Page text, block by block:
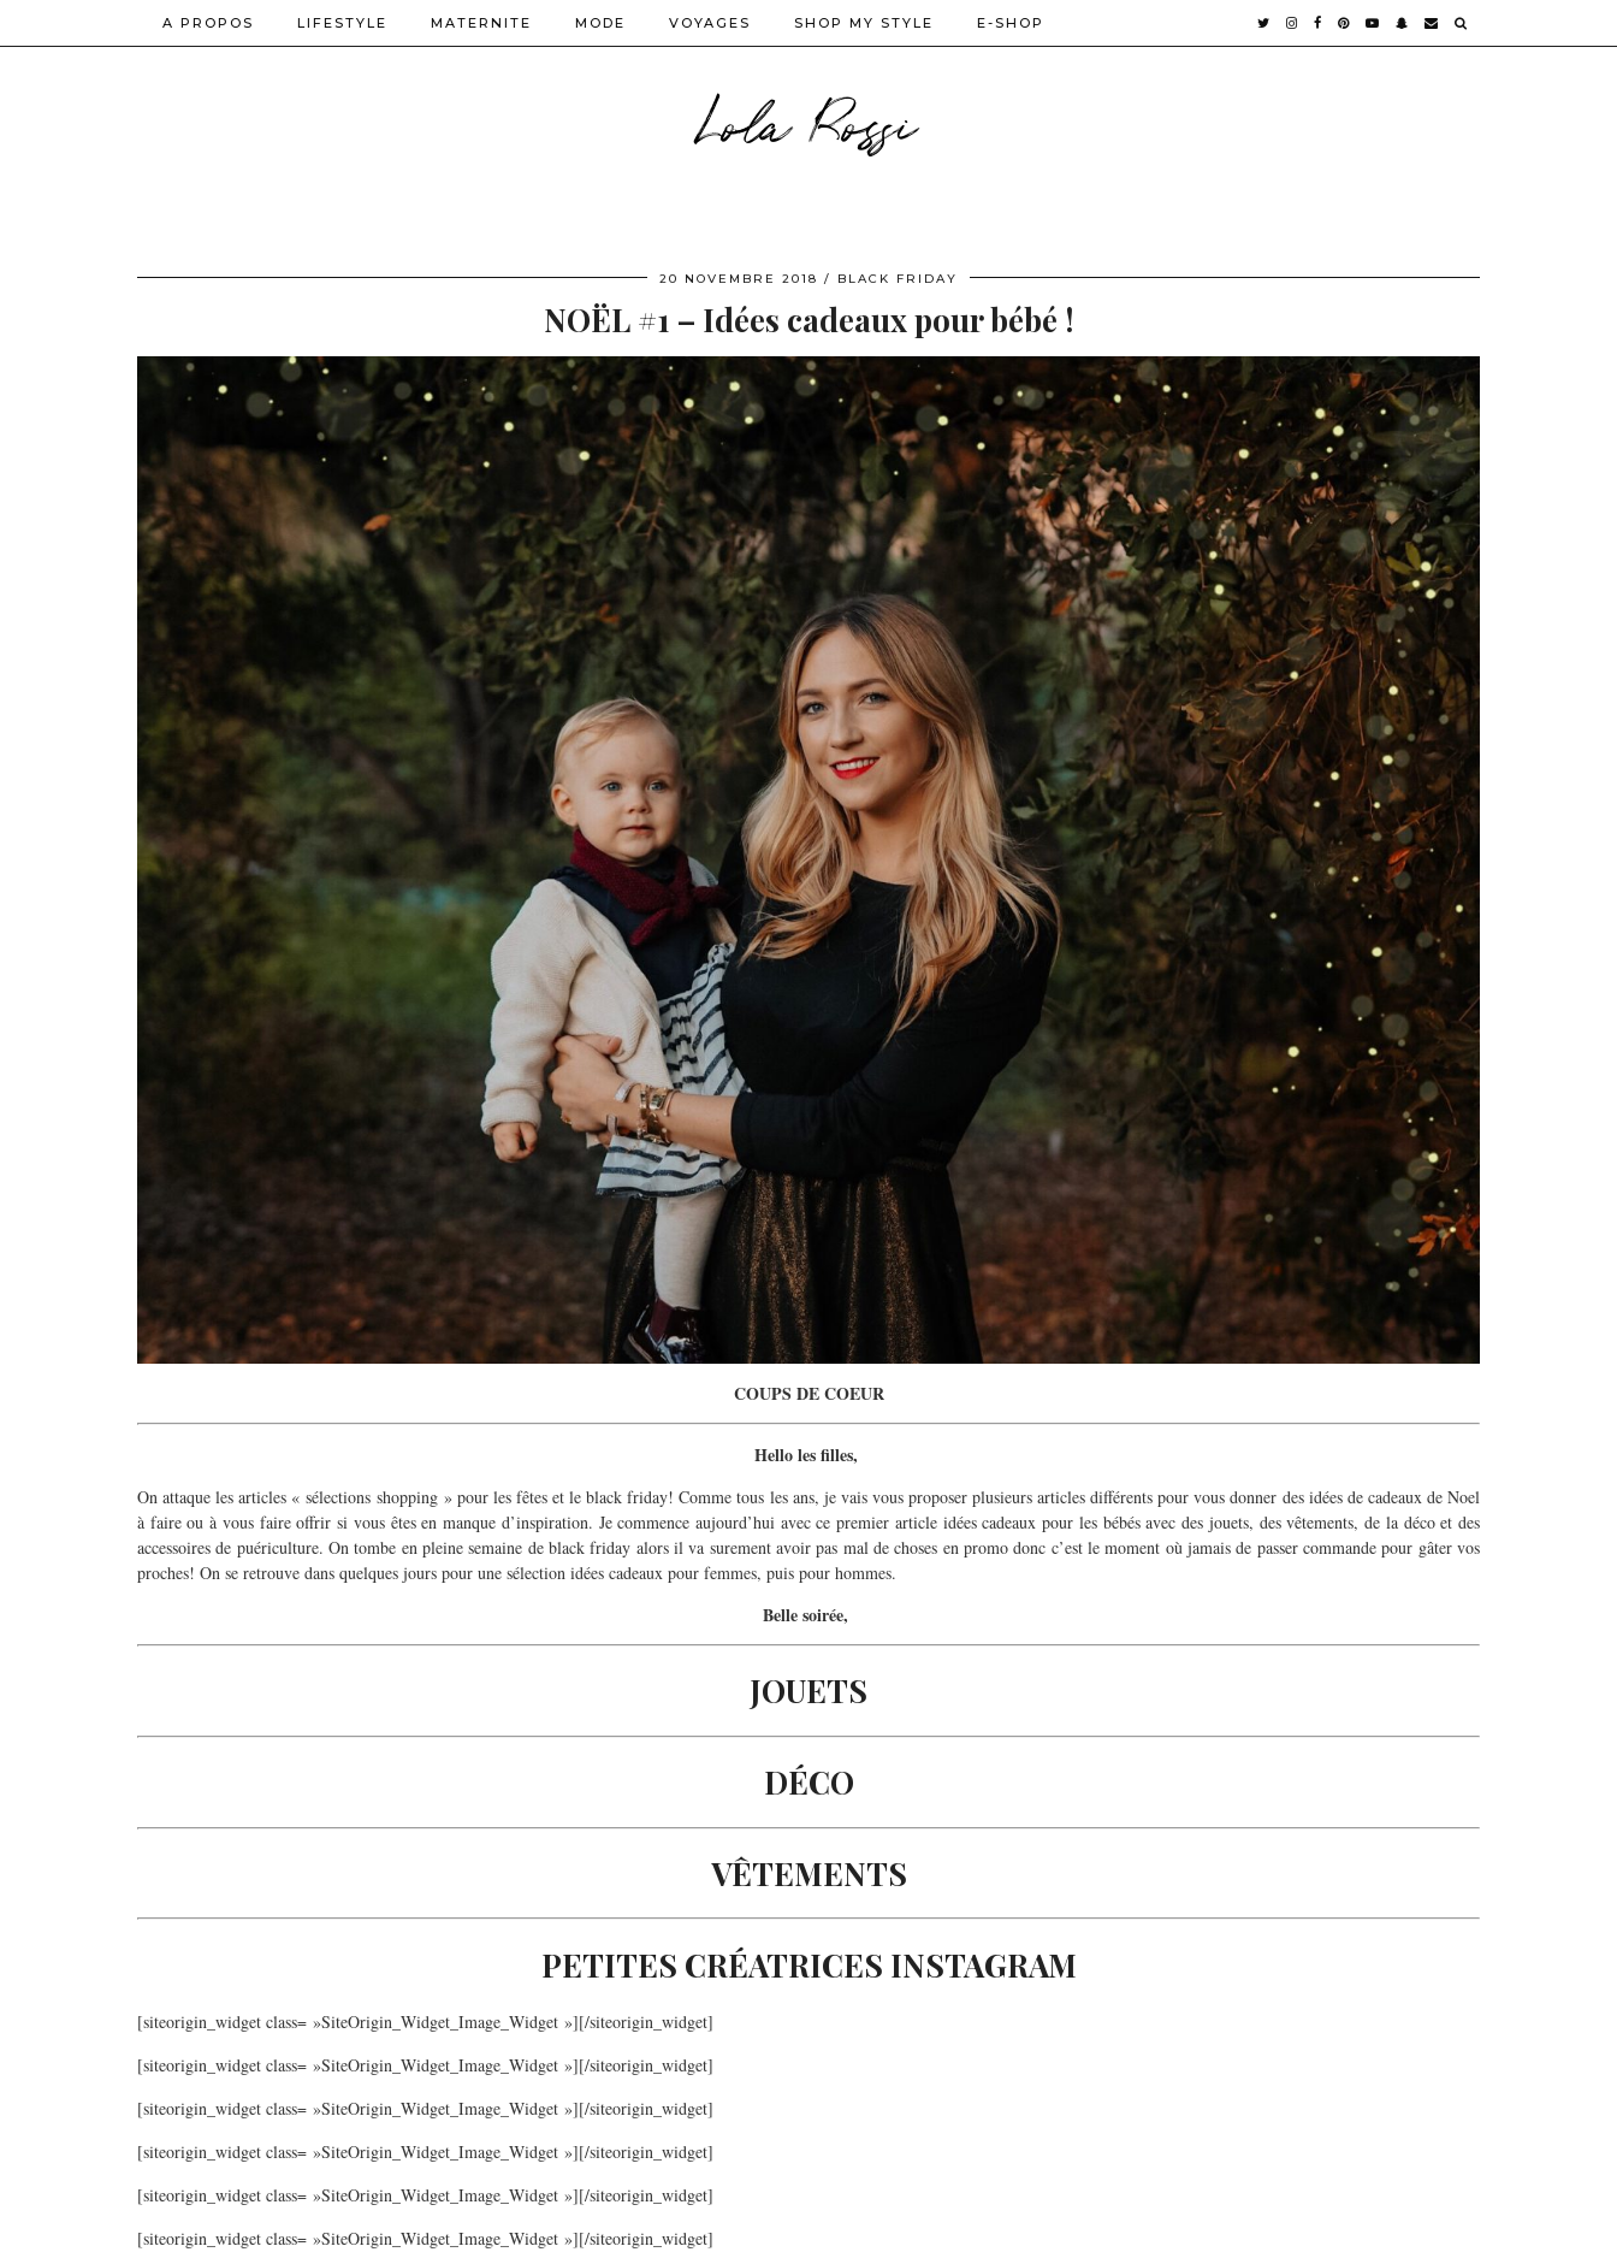
Lola Rossi
A PROPOS LIFESTYLE MATERNITE MODE VOYAGES SHOP MY STYLE E-SHOP
20 NOVEMBRE 2018 BLACK FRIDAY
NOËL #1 – Idées cadeaux pour bébé !
COUPS DE COEUR
Hello les filles,
On attaque les articles « sélections shopping » pour les fêtes et le black friday! Comme tous les ans, je vais vous proposer plusieurs articles différents pour vous donner des idées de cadeaux de Noel
à faire ou à vous faire offrir si vous êtes en manque d’inspiration. Je commence aujourd’hui avec ce premier article idées cadeaux pour les bébés avec des jouets, des vêtements, de la déco et des
accessoires de puériculture. On tombe en pleine semaine de black friday alors il va surement avoir pas mal de choses en promo donc c’est le moment où jamais de passer commande pour gâter vos
proches! On se retrouve dans quelques jours pour une sélection idées cadeaux pour femmes, puis pour hommes.
Belle soirée,
JOUETS
DÉCO
VÊTEMENTS
PETITES CRÉATRICES INSTAGRAM
[siteorigin_widget class= »SiteOrigin_Widget_Image_Widget »][/siteorigin_widget]
[siteorigin_widget class= »SiteOrigin_Widget_Image_Widget »][/siteorigin_widget]
[siteorigin_widget class= »SiteOrigin_Widget_Image_Widget »][/siteorigin_widget]
[siteorigin_widget class= »SiteOrigin_Widget_Image_Widget »][/siteorigin_widget]
[siteorigin_widget class= »SiteOrigin_Widget_Image_Widget »][/siteorigin_widget]
[siteorigin_widget class= »SiteOrigin_Widget_Image_Widget »][/siteorigin_widget]